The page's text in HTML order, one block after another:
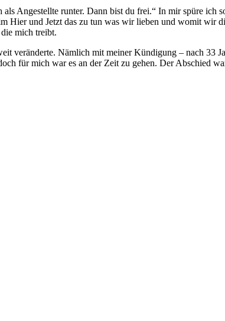
Angestellte runter. Dann bist du frei.“ In mir spüre ich
Hier und Jetzt das zu tun was wir lieben und womit wir
mich treibt.
veränderte. Nämlich mit meiner Kündigung – nach 33
für mich war es an der Zeit zu gehen. Der Abschied